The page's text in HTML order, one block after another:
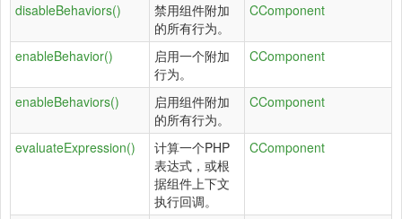
disableBehaviors()
禁用组件附加
的所有行为。
CComponent
enableBehavior()
启用一个附加
行为。
CComponent
enableBehaviors()
启用组件附加
的所有行为。
CComponent
evaluateExpression()
计算一个PHP
表达式，或根
据组件上下文
执行回调。
CComponent